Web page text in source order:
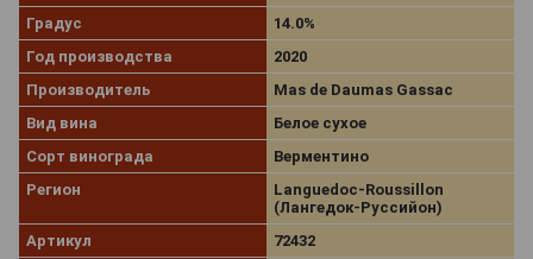
Градус
14.0%
Год производства
2020
Производитель
Mas de Daumas Gassac
Вид вина
Белое сухое
Сорт винограда
Верментино
Регион
Languedoc-Roussillon
(Лангедок-Руссийон)
Артикул
72432